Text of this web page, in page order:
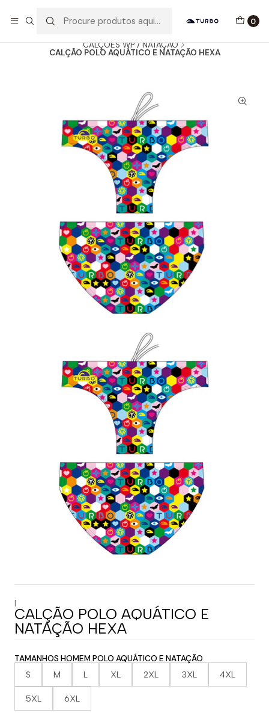
0
CALÇÕES WP / NATAÇÃO
CALÇÃO POLO AQUÁTICO E NATAÇÃO HEXA
|
CALÇÃO POLO AQUÁTICO E
NATAÇÃO HEXA
TAMANHOS HOMEM POLO AQUÁTICO E NATAÇÃO
S M L XL 2XL 3XL 4XL
5XL 6XL